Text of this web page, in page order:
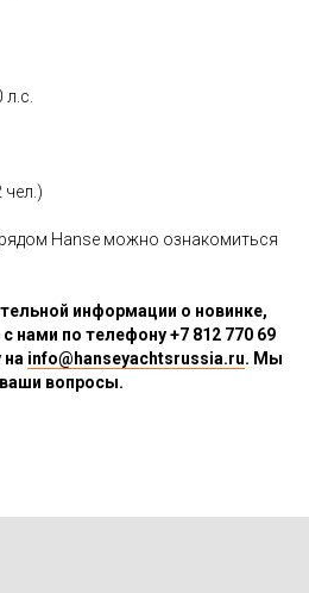
чел.)
Hanse можно ознакомиться
информации о новинке,
нами по телефону+7 812 770 69
на info@hanseyachtsrussia.ru. Мы
вопросы.